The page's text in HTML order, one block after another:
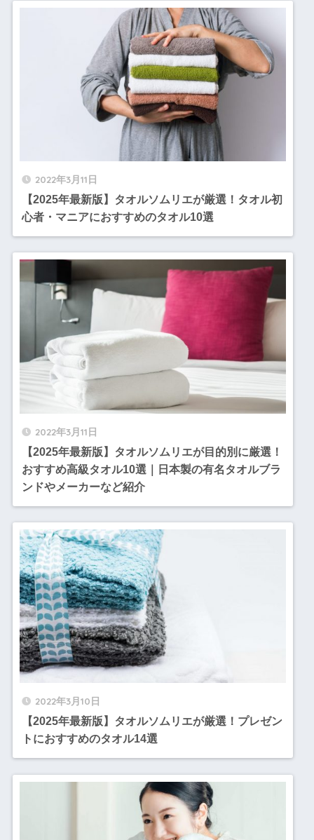
2022年3月11日
【2025年最新版】タオルソムリエが厳選！タオル初
心者・マニアにおすすめのタオル10選
2022年3月11日
【2025年最新版】タオルソムリエが目的別に厳選！
おすすめ高級タオル10選｜日本製の有名タオルブラ
ンドやメーカーなど紹介
2022年3月10日
【2025年最新版】タオルソムリエが厳選！プレゼン
トにおすすめのタオル14選